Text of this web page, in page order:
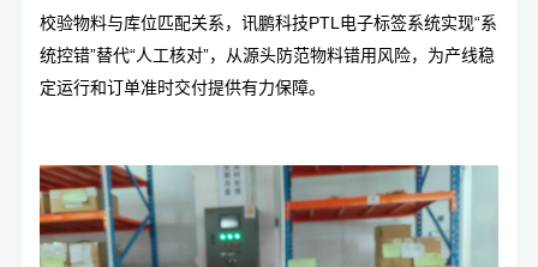
校验物料与库位匹配关系， 讯鹏科技PTL电子标签系统实现“系
统控错”替代“人工核对”，从源头防范物料错用风险，为产线稳
定运行和订单准时交付提供有力保障。